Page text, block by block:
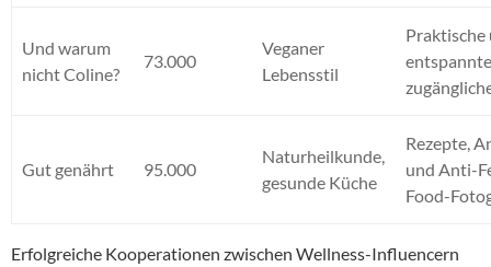
Und warum
nicht Coline?
73.000
Veganer
Lebensstil
Praktische
Gut genährt 95.000
Naturheilkunde,
gesunde Küche
Rezepte,
und Anti-
Food-
Erfolgreiche Kooperationen zwischen Wellness-Influencern